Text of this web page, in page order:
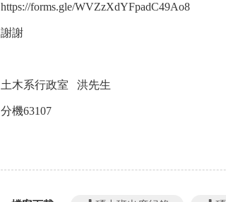
https://forms.gle/WVZzXdYFpadC49Ao8
謝謝
土木系行政室 洪先生
分機63107